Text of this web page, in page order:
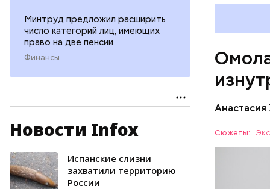
Минтруд предложил расширить
число категорий лиц, имеющих
право на две пенсии
Финансы
Новости Infox
Испанские слизни
захватили территорию
России
Сюжеты:
Дыня
лютеин
наше
калий